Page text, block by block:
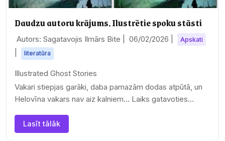
Daudzu autoru krājums. Ilustrētie spoku stāsti
Autors: Sagatavojis Ilmārs Bite | 06/02/2026 Apskati
literatūra
Illustrated Ghost Stories
Vakari stiepjas garāki, daba pamazām dodas atpūtā, un
Helovīna vakars nav aiz kalniem… Laiks gatavoties
Lasīt tālāk